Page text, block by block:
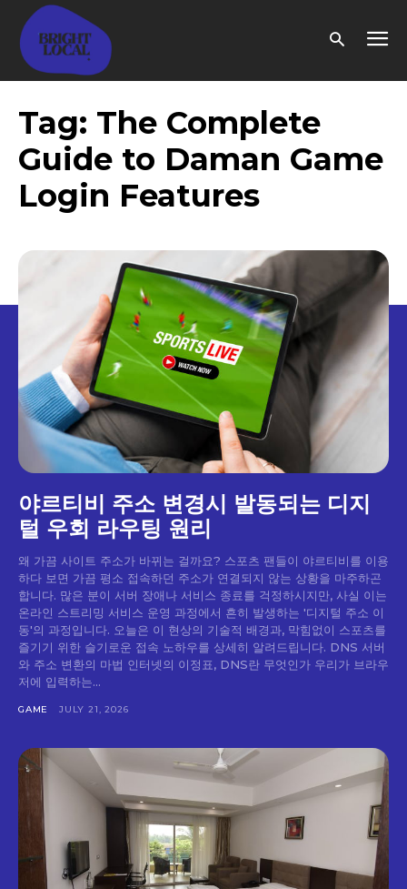
Tag: The Complete
Guide to Daman Game
Login Features
야르티비 주소 변경시 발동되는 디지
털 우회 라우팅 원리
왜 가끔 사이트 주소가 바뀌는 걸까요? 스포츠 팬들이 야르티비를 이용
하다 보면 가끔 평소 접속하던 주소가 연결되지 않는 상황을 마주하곤
합니다. 많은 분이 서버 장애나 서비스 종료를 걱정하시지만, 사실 이는
온라인 스트리밍 서비스 운영 과정에서 흔히 발생하는 '디지털 주소 이
동'의 과정입니다. 오늘은 이 현상의 기술적 배경과, 막힘없이 스포츠를
즐기기 위한 슬기로운 접속 노하우를 상세히 알려드립니다. DNS 서버
와 주소 변환의 마법 인터넷의 이정표, DNS란 무엇인가 우리가 브라우
저에 입력하는...
GAME JULY 21, 2026